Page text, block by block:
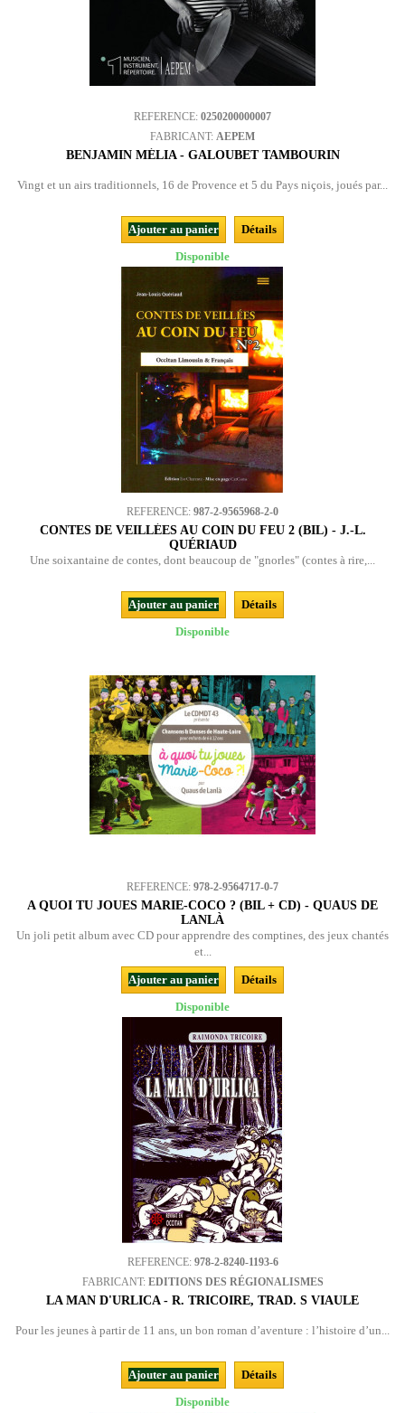
REFERENCE: 0250200000007
FABRICANT: AEPEM
BENJAMIN MÉLIA - GALOUBET TAMBOURIN
Vingt et un airs traditionnels, 16 de Provence et 5 du Pays niçois, joués par...
Ajouter au panier
Détails
Disponible
REFERENCE: 987-2-9565968-2-0
CONTES DE VEILLÉES AU COIN DU FEU 2 (BIL) - J.-L.
QUÉRIAUD
Une soixantaine de contes, dont beaucoup de "gnorles" (contes à rire,...
Ajouter au panier
Détails
Disponible
REFERENCE: 978-2-9564717-0-7
A QUOI TU JOUES MARIE-COCO ? (BIL + CD) - QUAUS DE
LANLÀ
Un joli petit album avec CD pour apprendre des comptines, des jeux chantés
et...
Ajouter au panier
Détails
Disponible
REFERENCE: 978-2-8240-1193-6
FABRICANT: EDITIONS DES RÉGIONALISMES
LA MAN D'URLICA - R. TRICOIRE, TRAD. S VIAULE
Pour les jeunes à partir de 11 ans, un bon roman d’aventure : l’histoire d’un...
Ajouter au panier
Détails
Disponible